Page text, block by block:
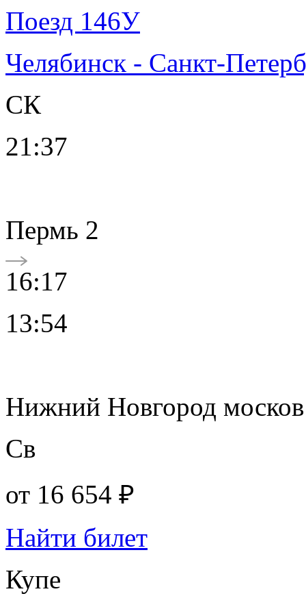
Поезд 146У
Челябинск - Санкт-
СК
21:37
Пермь 2
16:17
13:54
Нижний Новгород москов
Св
от 16 654 ₽
Найти билет
Купе